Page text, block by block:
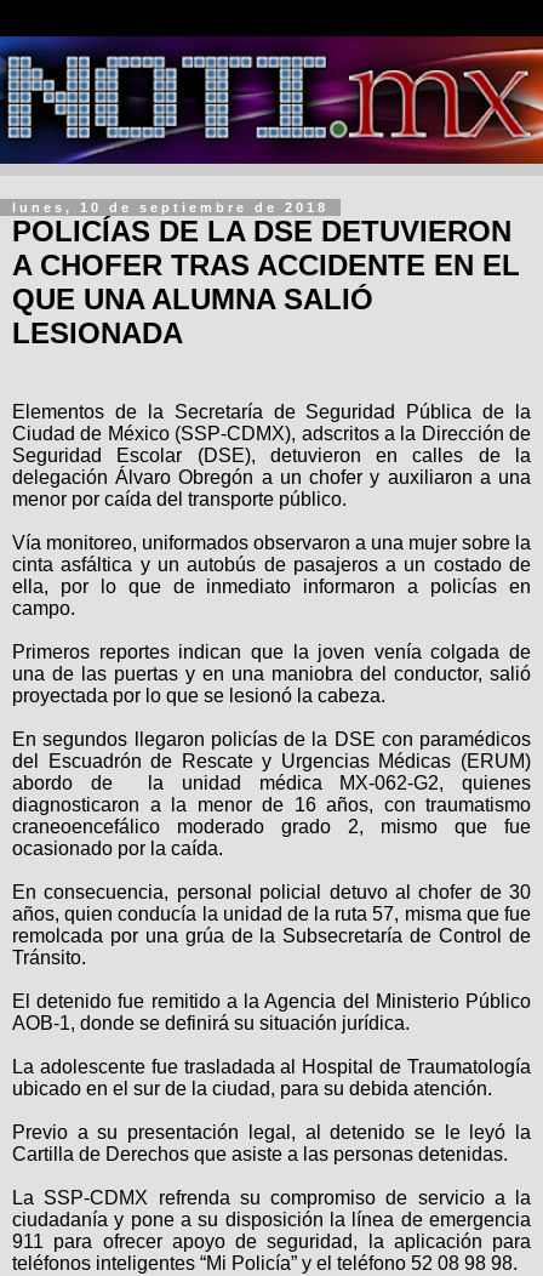
lunes, 10 de septiembre de 2018
POLICÍAS DE LA DSE DETUVIERON
A CHOFER TRAS ACCIDENTE EN EL
QUE UNA ALUMNA SALIÓ
LESIONADA
Elementos de la Secretaría de Seguridad Pública de la
Ciudad de México (SSP-CDMX), adscritos a la Dirección de
Seguridad Escolar (DSE), detuvieron en calles de la
delegación Álvaro Obregón a un chofer y auxiliaron a una
menor por caída del transporte público.
Vía monitoreo, uniformados observaron a una mujer sobre la
cinta asfáltica y un autobús de pasajeros a un costado de
ella, por lo que de inmediato informaron a policías en
campo.
Primeros reportes indican que la joven venía colgada de
una de las puertas y en una maniobra del conductor, salió
proyectada por lo que se lesionó la cabeza.
En segundos llegaron policías de la DSE con paramédicos
del Escuadrón de Rescate y Urgencias Médicas (ERUM)
abordo de la unidad médica MX-062-G2, quienes
diagnosticaron a la menor de 16 años, con traumatismo
craneoencefálico moderado grado 2, mismo que fue
ocasionado por la caída.
En consecuencia, personal policial detuvo al chofer de 30
años, quien conducía la unidad de la ruta 57, misma que fue
remolcada por una grúa de la Subsecretaría de Control de
Tránsito.
El detenido fue remitido a la Agencia del Ministerio Público
AOB-1, donde se definirá su situación jurídica.
La adolescente fue trasladada al Hospital de Traumatología
ubicado en el sur de la ciudad, para su debida atención.
Previo a su presentación legal, al detenido se le leyó la
Cartilla de Derechos que asiste a las personas detenidas.
La SSP-CDMX refrenda su compromiso de servicio a la
ciudadanía y pone a su disposición la línea de emergencia
911 para ofrecer apoyo de seguridad, la aplicación para
teléfonos inteligentes “Mi Policía” y el teléfono 52 08 98 98.